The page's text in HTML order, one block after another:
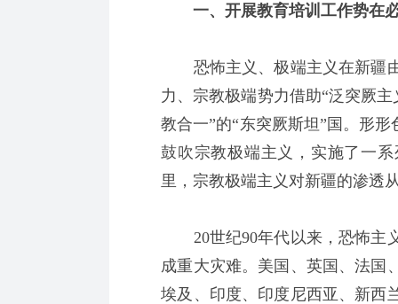
一、开展教育培训工作势在
恐怖主义、极端主义在新疆由
力、宗教极端势力借助“泛突厥
教合一”的“东突厥斯坦”国。形
鼓吹宗教极端主义，实施了一
里，宗教极端主义对新疆的渗透
20世纪90年代以来，恐怖主
成重大灾难。美国、英国、法国
埃及、印度、印度尼西亚、新西